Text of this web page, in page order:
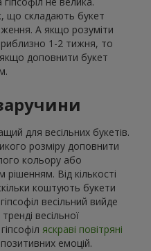
що складають букет
А якщо розуміти
1-2 тижня, то
доповнити букет
для весільних букетів.
розміру доповнити
кольору або
Від кількості
коштують букети
весільний вийде
весільної
яскраві повітряні
емоцій.